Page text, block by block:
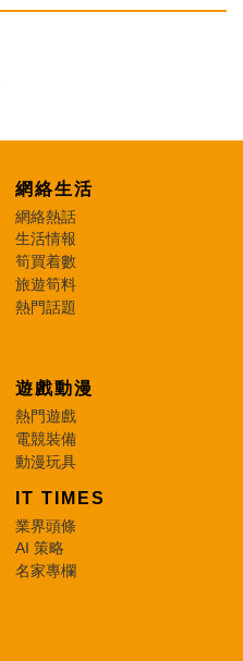
網絡生活
網絡熱話
生活情報
筍買着數
旅遊筍料
熱門話題
遊戲動漫
熱門遊戲
電競裝備
動漫玩具
IT TIMES
業界頭條
AI 策略
名家專欄